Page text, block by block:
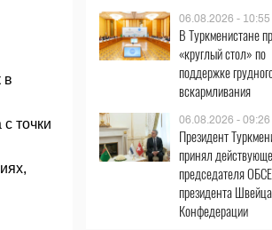
в
точки
06.08.2026 - 10:55
В Туркменистане
«круглый стол» по
поддержке
вскармливания
06.08.2026 - 09:26
Президент
принял
председателя
президента
Конфедерации